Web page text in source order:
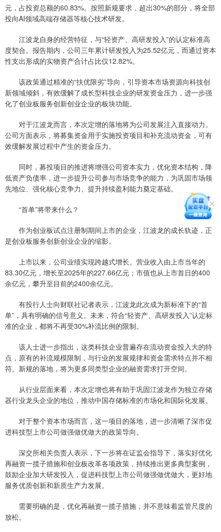
元，占投资总额的60.83%。按照新规要求，超出30%的部分，将全部
投向AI领域高端存储器等核心技术研发。
江波龙自身的经营特征，与“轻资产、高研发投入”的认定标准高
度契合。报告期内，公司三年累计研发投入为25.52亿元，而通过资本
性支出形成的实物资产合计占比仅12.82%。
该政策通过精准的“扶优限劣”导向，引导资本市场资源向科技创
新领域倾斜，有效缓解了成长型科技企业的研发资金压力，进一步强
化了创业板服务创新创业企业的板块功能。
对于江波龙而言，本次定增的落地将为公司发展注入直接动力。
公司方面表示，将募集资金用于实施投资项目和补充流动资金，可有
效缓解发展过程中产生的资金压力。
同时，募投项目的推进将增强公司资本实力，优化资本结构，降
低资产负债率，进一步提升公司参与市场竞争的能力，为巩固市场领
先地位、强化核心竞争力、提升持续盈利能力奠定基础。
“首单”将带来什么？
作为创业板试点注册制期间上市的企业，江波龙的成长轨迹，正
是创业板服务创新创业企业的缩影。
上市以来，公司业绩实现跨越式增长。营业收入由上市当年的
83.30亿元，增长至2025年的227.66亿元；市值也从上市首日的400
余亿元，攀升至目前的2400余亿元。
有投行人士向财联社记者表示，江波龙此次成为新标准下的“首
单”，具有明确的信号意义。未来，符合“轻资产、高研发投入”认定标
准的企业，都将不再受30%补流比例的限制。
该人士进一步指出，这类科技企业普遍存在流动资金投入大的特
点，原有的补流规模限制，与行业的发展规律和资金需求特点并不相
符。新规的落地，将为更多同类型企业的融资需求打开空间。
从行业层面来看，本次定增也将有助于巩固江波龙作为独立存储
器行业龙头企业的地位，推动中国存储标准的市场化和国际化发展。
对于整个资本市场而言，这一项目的落地，进一步清晰了深市促
进科技型上市公司做强做优做大的政策导向。
深交所相关负责人表示，下一步将在证监会指导下，落实好优化
再融资一揽子措施和创业板改革各项政策，持续推出更多典型案例，
鼓励企业加大研发投入，促进科技型上市公司做强做优做大，更好地
服务优质创新和新质生产力发展。
需要明确的是，优化再融资一揽子措施，并不意味着监管尺度的
放松。